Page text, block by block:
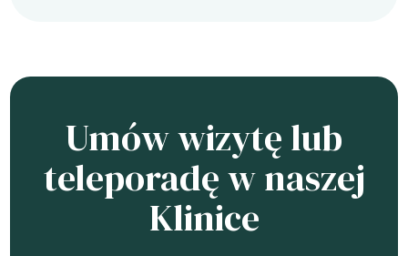
Umów wizytę lub
teleporadę w naszej
Klinice